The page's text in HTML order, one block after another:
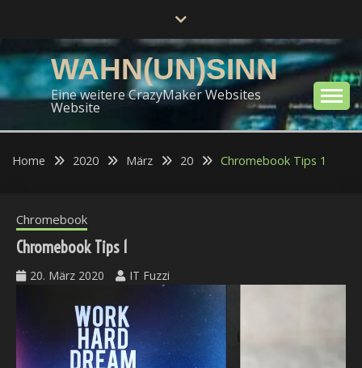
WAHN(UN)SINN
Eine weitere CrazyMaker Websites
Website
Home 2020 März 20 Chromebook Tips 1
Chromebook
Chromebook Tips 1
20. März 2020 IT Fuzzi